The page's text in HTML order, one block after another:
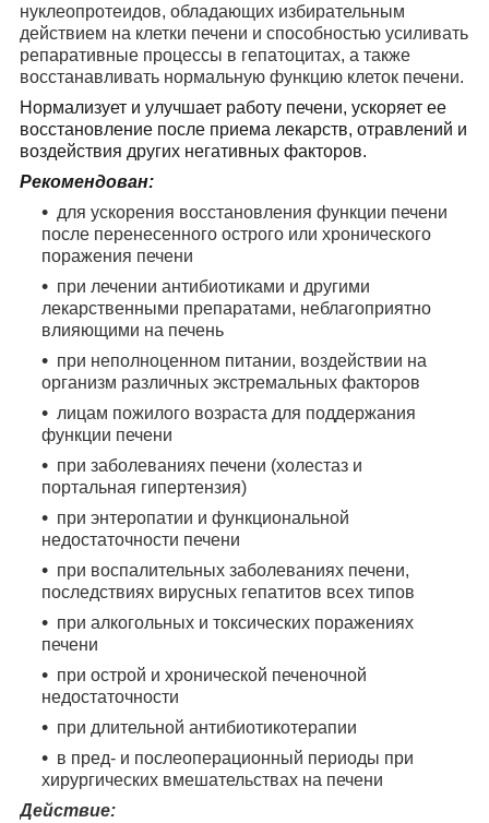
нуклеопротеидов, обладающих избирательным
действием на клетки печени и способностью усиливать
репаративные процессы в гепатоцитах, а также
восстанавливать нормальную функцию клеток печени.
Нормализует и улучшает работу печени, ускоряет ее
восстановление после приема лекарств, отравлений и
воздействия других негативных факторов.
Рекомендован:
для ускорения восстановления функции печени
после перенесенного острого или хронического
поражения печени
при лечении антибиотиками и другими
лекарственными препаратами, неблагоприятно
влияющими на печень
при неполноценном питании, воздействии на
организм различных экстремальных факторов
лицам пожилого возраста для поддержания
функции печени
при заболеваниях печени (холестаз и
портальная гипертензия)
при энтеропатии и функциональной
недостаточности печени
при воспалительных заболеваниях печени,
последствиях вирусных гепатитов всех типов
при алкогольных и токсических поражениях
печени
при острой и хронической печеночной
недостаточности
при длительной антибиотикотерапии
в пред- и послеоперационный периоды при
хирургических вмешательствах на печени
Действие: